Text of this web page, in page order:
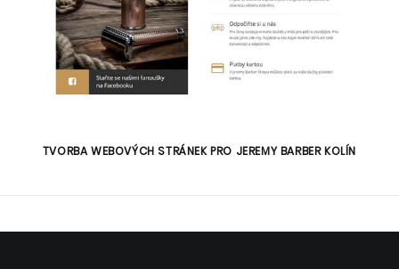
TVORBA WEBOVÝCH STRÁNEK PRO JEREMY BARBER KOLÍN